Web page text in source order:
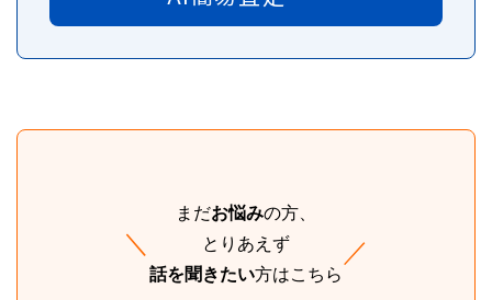
＼
まだお悩みの方、
とりあえず
話を聞きたい方はこちら
／